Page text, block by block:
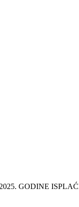
GODINE